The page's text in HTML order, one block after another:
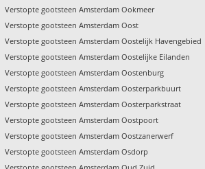
Verstopte gootsteen Amsterdam Ookmeer
Verstopte gootsteen Amsterdam Oost
Verstopte gootsteen Amsterdam Oostelijk Havengebied
Verstopte gootsteen Amsterdam Oostelijke Eilanden
Verstopte gootsteen Amsterdam Oostenburg
Verstopte gootsteen Amsterdam Oosterparkbuurt
Verstopte gootsteen Amsterdam Oosterparkstraat
Verstopte gootsteen Amsterdam Oostpoort
Verstopte gootsteen Amsterdam Oostzanerwerf
Verstopte gootsteen Amsterdam Osdorp